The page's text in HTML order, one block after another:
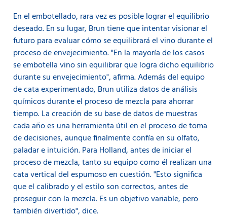
En el embotellado, rara vez es posible lograr el equilibrio
deseado. En su lugar, Brun tiene que intentar visionar el
futuro para evaluar cómo se equilibrará el vino durante el
proceso de envejecimiento. "En la mayoría de los casos
se embotella vino sin equilibrar que logra dicho equilibrio
durante su envejecimiento", afirma. Además del equipo
de cata experimentado, Brun utiliza datos de análisis
químicos durante el proceso de mezcla para ahorrar
tiempo. La creación de su base de datos de muestras
cada año es una herramienta útil en el proceso de toma
de decisiones, aunque finalmente confía en su olfato,
paladar e intuición. Para Holland, antes de iniciar el
proceso de mezcla, tanto su equipo como él realizan una
cata vertical del espumoso en cuestión. "Esto significa
que el calibrado y el estilo son correctos, antes de
proseguir con la mezcla. Es un objetivo variable, pero
también divertido", dice.